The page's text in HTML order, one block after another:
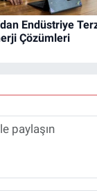
Endüstriye
Çözümleri